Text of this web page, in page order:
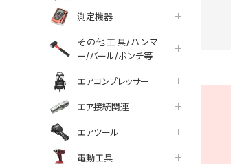
測定機器
その他工具/ハンマ
ー/バール/ポンチ等
エアコンプレッサー
エア接続関連
エアツール
電動工具